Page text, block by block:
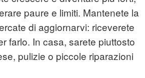
paure e limiti. Mantenete la
di aggiornarvi: riceverete
farlo. In casa, sarete piuttosto
pulizie o piccole riparazioni